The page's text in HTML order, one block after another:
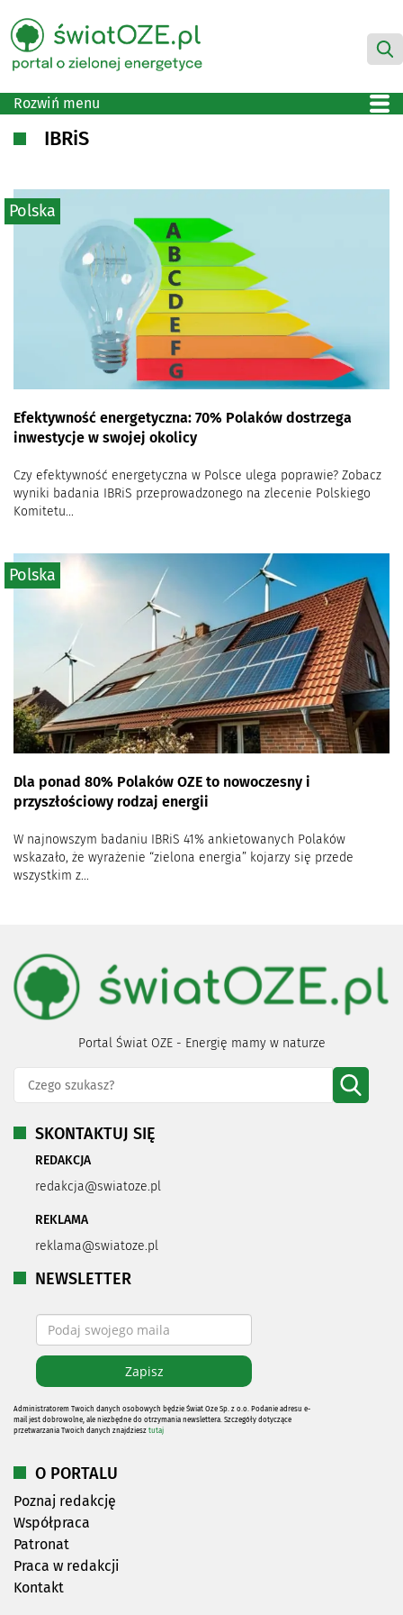
Rozwiń menu
IBRiS
Efektywność energetyczna: 70% Polaków dostrzega
inwestycje w swojej okolicy
Czy efektywność energetyczna w Polsce ulega poprawie? Zobacz
wyniki badania IBRiS przeprowadzonego na zlecenie Polskiego
Komitetu...
Polska
Dla ponad 80% Polaków OZE to nowoczesny i
przyszłościowy rodzaj energii
W najnowszym badaniu IBRiS 41% ankietowanych Polaków
wskazało, że wyrażenie “zielona energia” kojarzy się przede
wszystkim z...
Polska
Portal Świat OZE - Energię mamy w naturze
SKONTAKTUJ SIĘ
REDAKCJA
redakcja@swiatoze.pl
REKLAMA
reklama@swiatoze.pl
NEWSLETTER
Administratorem Twoich danych osobowych będzie Świat Oze Sp. z o.o. Podanie adresu e-
mail jest dobrowolne, ale niezbędne do otrzymania newslettera. Szczegóły dotyczące
przetwarzania Twoich danych znajdziesz tutaj
O PORTALU
Poznaj redakcję
Współpraca
Patronat
Praca w redakcji
Kontakt